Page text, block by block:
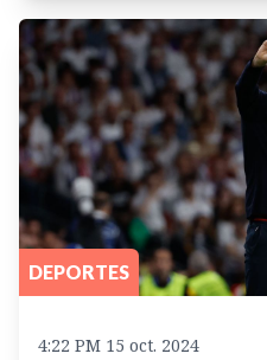
DEPORTES
4:22 PM 15 oct. 2024